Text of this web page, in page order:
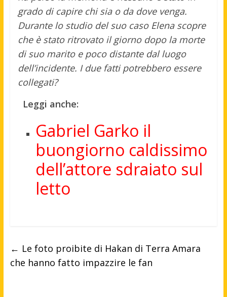
grado di capire chi sia o da dove venga.
Durante lo studio del suo caso Elena scopre
che è stato ritrovato il giorno dopo la morte
di suo marito e poco distante dal luogo
dell’incidente. I due fatti potrebbero essere
collegati?
Leggi anche:
Gabriel Garko il
buongiorno caldissimo
dell’attore sdraiato sul
letto
← Le foto proibite di Hakan di Terra Amara
che hanno fatto impazzire le fan